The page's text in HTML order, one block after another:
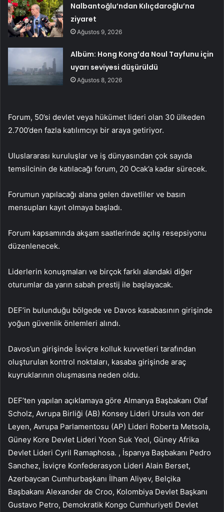
Nalbantoğlu’ndan Kılıçdaroğlu’na
ziyaret
Ağustos 9, 2026
Albüm: Hong Kong’da Noul Tayfunu için
uyarı seviyesi düşürüldü
Ağustos 8, 2026
Forum, 50’si devlet veya hükümet lideri olan 30 ülkeden
2.700’den fazla katılımcıyı bir araya getiriyor.
Uluslararası kuruluşlar ve iş dünyasından çok sayıda
temsilcinin de katılacağı forum, 20 Ocak’a kadar sürecek.
Forumun yapılacağı alana gelen davetliler ve basın
mensupları kayıt olmaya başladı.
Forum kapsamında akşam saatlerinde açılış resepsiyonu
düzenlenecek.
Liderlerin konuşmaları ve birçok farklı alandaki diğer
oturumlar da yarın sabah prestij ile başlayacak.
DEF’in bulunduğu bölgede ve Davos kasabasının girişinde
yoğun güvenlik önlemleri alındı.
Davos’un girişinde İsviçre kolluk kuvvetleri tarafından
oluşturulan kontrol noktaları, kasaba girişinde araç
kuyruklarının oluşmasına neden oldu.
DEF’ten yapılan açıklamaya göre Almanya Başbakanı Olaf
Scholz, Avrupa Birliği (AB) Konsey Lideri Ursula von der
Leyen, Avrupa Parlamentosu (AP) Lideri Roberta Metsola,
Güney Kore Devlet Lideri Yoon Suk Yeol, Güney Afrika
Devlet Lideri Cyril Ramaphosa. , İspanya Başbakanı Pedro
Sanchez, İsviçre Konfederasyon Lideri Alain Berset,
Azerbaycan Cumhurbaşkanı İlham Aliyev, Belçika
Başbakanı Alexander de Croo, Kolombiya Devlet Başkanı
Gustavo Petro, Demokratik Kongo Cumhuriyeti Devlet